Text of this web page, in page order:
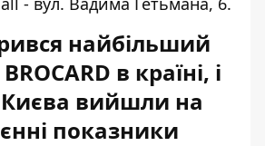
найбільший
в країні, і
вийшли на
показники